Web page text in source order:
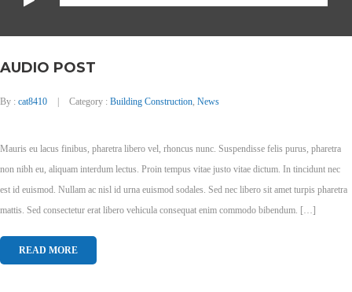
AUDIO POST
By : cat8410 Category : Building Construction, News
Mauris eu lacus finibus, pharetra libero vel, rhoncus nunc. Suspendisse felis purus, pharetra
non nibh eu, aliquam interdum lectus. Proin tempus vitae justo vitae dictum. In tincidunt nec
est id euismod. Nullam ac nisl id urna euismod sodales. Sed nec libero sit amet turpis pharetra
mattis. Sed consectetur erat libero vehicula consequat enim commodo bibendum. […]
READ MORE